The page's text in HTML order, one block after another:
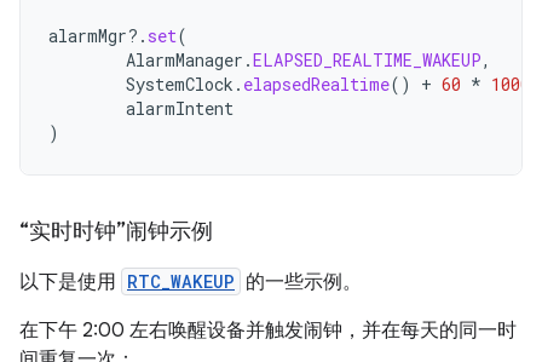
alarmMgr?. set(
AlarmManager .ELAPSED_REALTIME_WAKEUP,
SystemClock . elapsedRealtime() + 60 * 1000
alarmIntent
)
“实时时钟”闹钟示例
以下是使用 RTC_WAKEUP 的一些示例。
在下午 2:00 左右唤醒设备并触发闹钟，并在每天的同一时